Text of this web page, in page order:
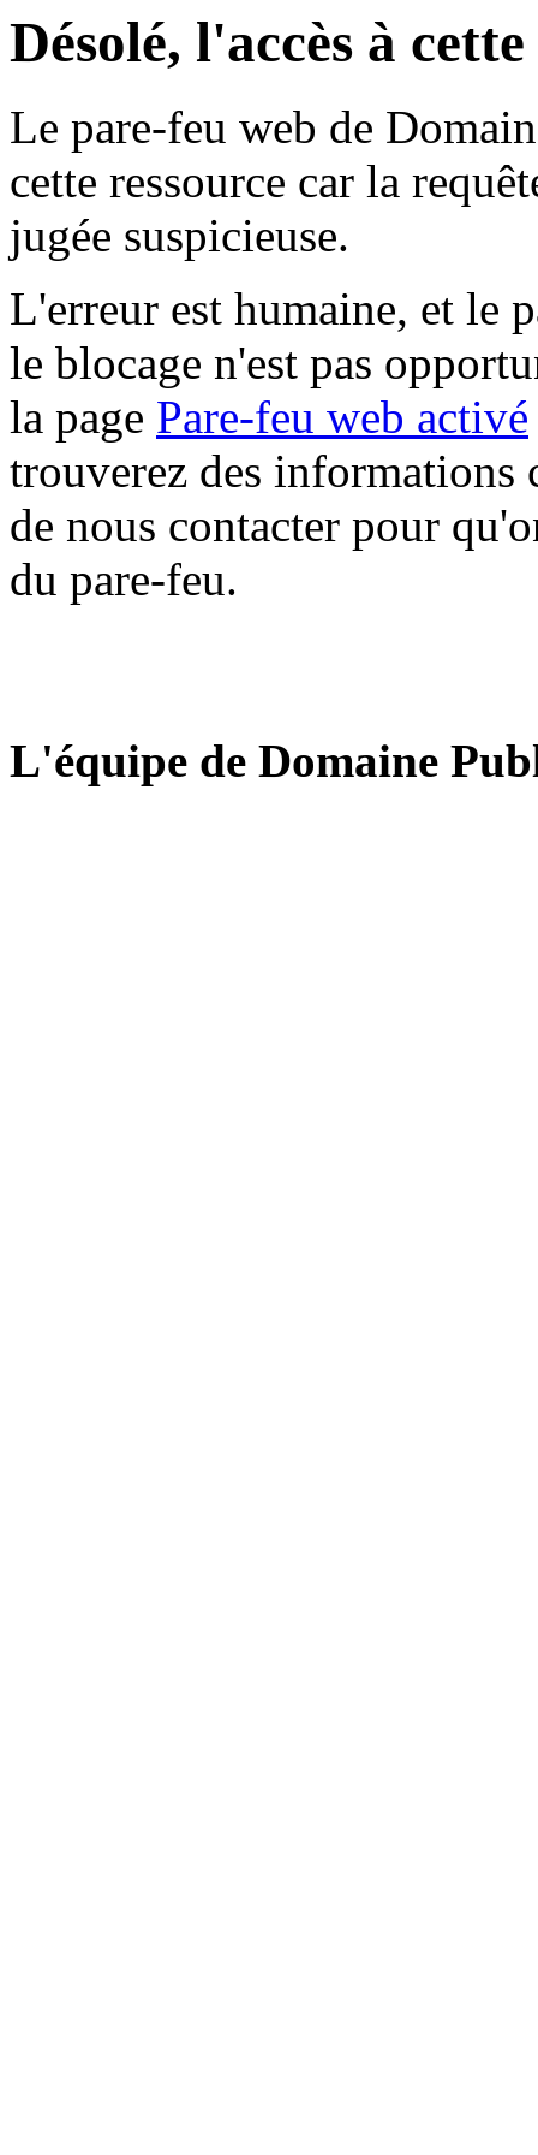
Désolé, l'accès à
Le pare-feu web de
cette ressource car la
jugée suspicieuse.
L'erreur est humaine, et le
le blocage n'est pas
la page Pare-feu web activé
trouverez des informations
de nous contacter pour
du pare-feu.
L'équipe de Domaine